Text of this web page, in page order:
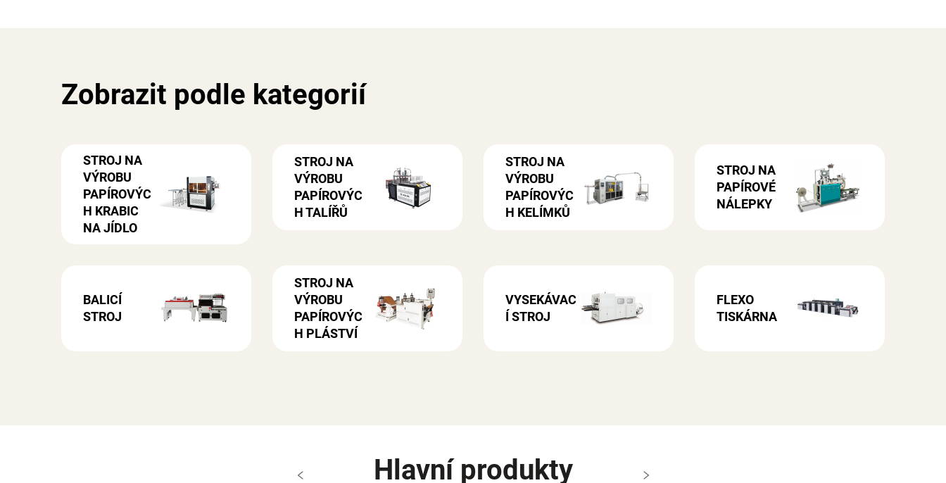
Zobrazit podle kategorií
STROJ NA
VÝROBU
PAPÍROVÝC
H KRABIC
NA JÍDLO
STROJ NA
VÝROBU
PAPÍROVÝC
H TALÍŘŮ
STROJ NA
VÝROBU
PAPÍROVÝC
H KELÍMKŮ
STROJ NA
PAPÍROVÉ
NÁLEPKY
BALICÍ
STROJ
STROJ NA
VÝROBU
PAPÍROVÝC
H PLÁSTVÍ
VYSEKÁVAC
Í STROJ
FLEXO
TISKÁRNA
Hlavní produkty